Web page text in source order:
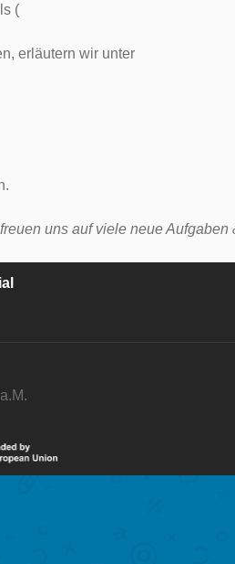
(
erläutern wir unter
uns auf viele neue Aufgaben